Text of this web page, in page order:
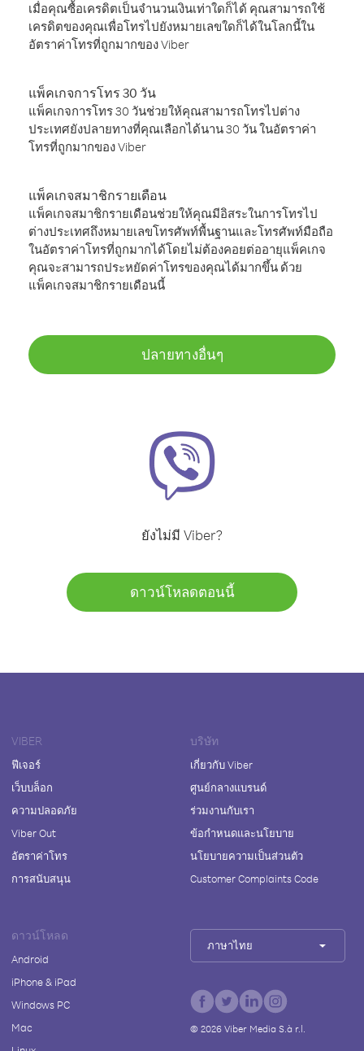
เมื่อคุณซื้อเครดิตเป็นจำนวนเงินเท่าใดก็ได้ คุณสามารถใช้
เครดิตของคุณเพื่อโทรไปยังหมายเลขใดก็ได้ในโลกนี้ใน
อัตราค่าโทรที่ถูกมากของ Viber
แพ็คเกจการโทร 30 วัน
แพ็คเกจการโทร 30 วันช่วยให้คุณสามารถโทรไปต่าง
ประเทศยังปลายทางที่คุณเลือกได้นาน 30 วัน ในอัตราค่า
โทรที่ถูกมากของ Viber
แพ็คเกจสมาชิกรายเดือน
แพ็คเกจสมาชิกรายเดือนช่วยให้คุณมีอิสระในการโทรไป
ต่างประเทศถึงหมายเลขโทรศัพท์พื้นฐานและโทรศัพท์มือถือ
ในอัตราค่าโทรที่ถูกมากได้โดยไม่ต้องคอยต่ออายุแพ็คเกจ
คุณจะสามารถประหยัดค่าโทรของคุณได้มากขึ้น ด้วย
แพ็คเกจสมาชิกรายเดือนนี้
ปลายทางอื่นๆ
ยังไม่มี Viber?
ดาวน์โหลดตอนนี้
VIBER
ฟีเจอร์
เว็บบล็อก
ความปลอดภัย
Viber Out
อัตราค่าโทร
การสนับสนุน
บริษัท
เกี่ยวกับ Viber
ศูนย์กลางแบรนด์
ร่วมงานกับเรา
ข้อกำหนดและนโยบาย
นโยบายความเป็นส่วนตัว
Customer Complaints Code
ดาวน์โหลด
Android
iPhone & iPad
Windows PC
Mac
ภาษาไทย
© 2026Viber Media S.à r.l.